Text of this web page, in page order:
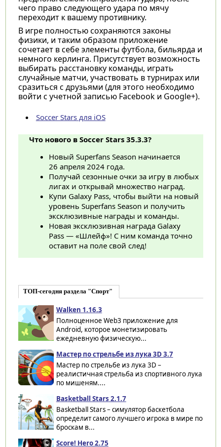
чего право следующего удара по мячу
переходит к вашему противнику.
В игре полностью сохраняются законы
физики, и таким образом приложение
сочетает в себе элементы футбола, бильярда и
немного керлинга. Присутствует возможность
выбирать расстановку команды, играть
случайные матчи, участвовать в турнирах или
сразиться с друзьями (для этого необходимо
войти с учетной записью Facebook и Google+).
Soccer Stars для iOS
Что нового в Soccer Stars 35.3.3?
Новый Superfans Season начинается
26 апреля 2024 года.
Получай сезонные очки за игру в любых
лигах и открывай множество наград.
Купи Galaxy Pass, чтобы выйти на новый
уровень Superfans Season и получить
эксклюзивные награды и команды.
Новая эксклюзивная награда Galaxy
Pass — «Шлейф»! С ним команда точно
оставит на поле свой след!
ТОП-сегодня раздела "Спорт"
Walken 1.16.3
Полноценное Web3 приложение для
Android, которое монетизировать
ежедневную физическую...
Мастер по стрельбе из лука 3D 3.7
Мастер по стрельбе из лука 3D –
реалистичная стрельба из спортивного лука
по мишеням....
Basketball Stars 2.1.7
Basketball Stars – симулятор баскетбола
определит самого лучшего игрока в мире по
броскам в...
Score! Hero 2.75